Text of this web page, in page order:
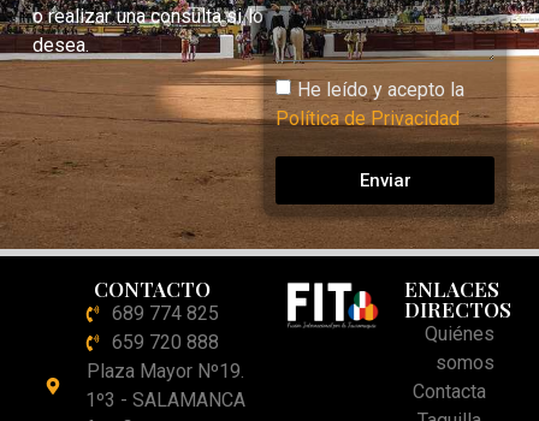
o realizar una consulta si lo
desea.
He leído y acepto la
Política de Privacidad
Enviar
CONTACTO
689 774 825
659 720 888
Plaza Mayor Nº19.
1º3 - SALAMANCA
ENLACES
DIRECTOS
Quiénes
somos
Contacta